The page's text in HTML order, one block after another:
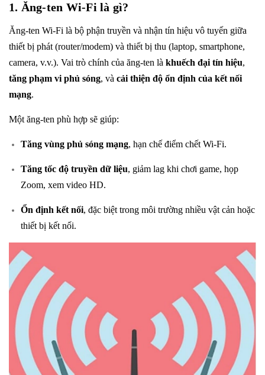
1. Ăng-ten Wi-Fi là gì?
Ăng-ten Wi-Fi là bộ phận truyền và nhận tín hiệu vô tuyến giữa
thiết bị phát (router/modem) và thiết bị thu (laptop, smartphone,
camera, v.v.). Vai trò chính của ăng-ten là khuếch đại tín hiệu,
tăng phạm vi phủ sóng, và cải thiện độ ổn định của kết nối
mạng.
Một ăng-ten phù hợp sẽ giúp:
Tăng vùng phủ sóng mạng, hạn chế điểm chết Wi-Fi.
Tăng tốc độ truyền dữ liệu, giảm lag khi chơi game, họp
Zoom, xem video HD.
Ổn định kết nối, đặc biệt trong môi trường nhiều vật cản hoặc
thiết bị kết nối.